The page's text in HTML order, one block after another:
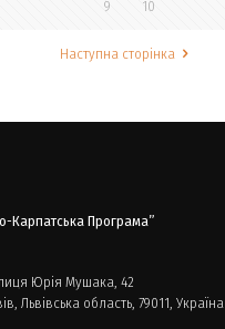
9 10
Наступна сторінка
Карпатська Програма”
Юрія Мушака, 42
Львівська область, 79011, Україна